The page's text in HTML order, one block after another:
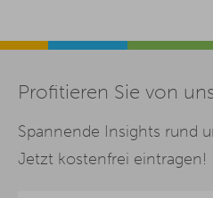
Profitieren Sie von
Spannende Insights rund
Jetzt kostenfrei eintragen!